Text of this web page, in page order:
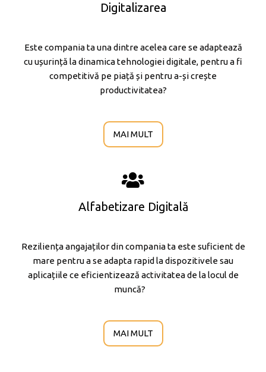
Digitalizarea
Este compania ta una dintre acelea care se adaptează
cu ușurință la dinamica tehnologiei digitale, pentru a fi
competitivă pe piață și pentru a-și crește
productivitatea?
MAI MULT
Alfabetizare Digitală
Reziliența angajaților din compania ta este suficient de
mare pentru a se adapta rapid la dispozitivele sau
aplicațiile ce eficientizează activitatea de la locul de
muncă?
MAI MULT